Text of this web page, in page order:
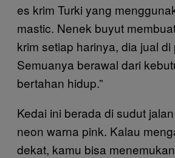
es krim Turki yang
mastic. Nenek buyut
krim setiap harinya, dia jual di
Semuanya berawal dari
bertahan hidup.”
Kedai ini berada di sudut
neon warna pink. Kalau
dekat, kamu bisa